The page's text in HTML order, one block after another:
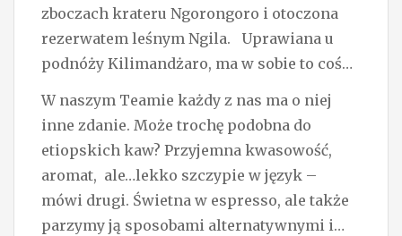
zboczach krateru Ngorongoro i otoczona
rezerwatem leśnym Ngila. Uprawiana u
podnóży Kilimandżaro, ma w sobie to coś…
W naszym Teamie każdy z nas ma o niej
inne zdanie. Może trochę podobna do
etiopskich kaw? Przyjemna kwasowość,
aromat, ale…lekko szczypie w język –
mówi drugi. Świetna w espresso, ale także
parzymy ją sposobami alternatywnymi i…